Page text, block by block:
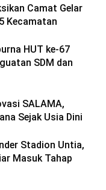
Camat Gelar
Kecamatan
HUT ke-67
SDM dan
SALAMA,
Sejak Usia Dini
Stadion Untia,
Masuk Tahap